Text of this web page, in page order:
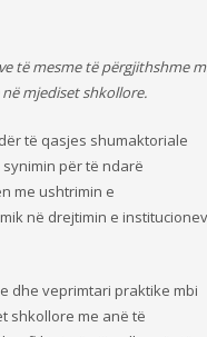
të mesme të përgjithshme
mjediset shkollore.
të qasjes shumaktoriale
synimin për të ndarë
me ushtrimin e
në drejtimin e
dhe veprimtari praktike mbi
shkollore me anë të